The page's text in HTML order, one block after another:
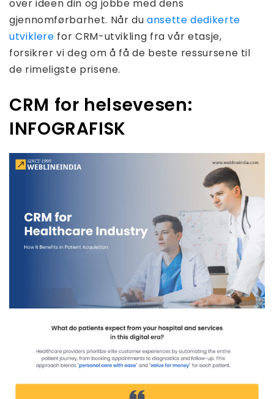
over ideen din og jobbe med dens
gjennomførbarhet. Når du ansette dedikerte
utviklere for CRM-utvikling fra vår etasje,
forsikrer vi deg om å få de beste ressursene til
de rimeligste prisene.
CRM for helsevesen:
INFOGRAFISK